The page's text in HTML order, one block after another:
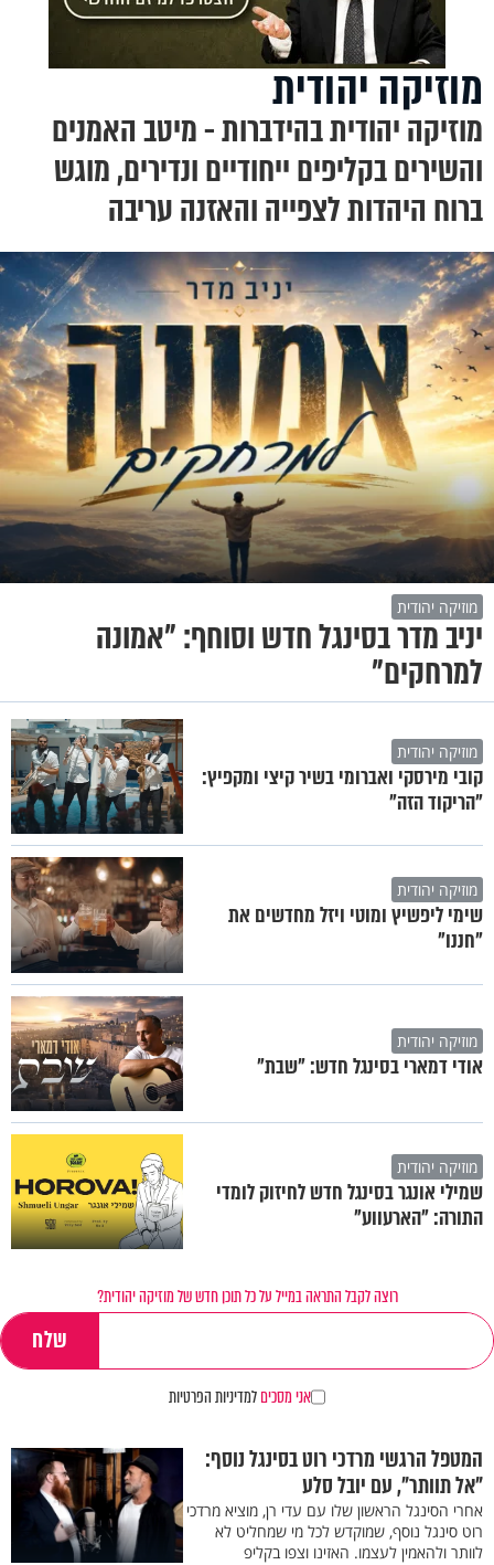
מוזיקה יהודית
מוזיקה יהודית בהידברות - מיטב האמנים
והשירים בקליפים ייחודיים ונדירים, מוגש
ברוח היהדות לצפייה והאזנה עריבה
מוזיקה יהודית
יניב מדר בסינגל חדש וסוחף: "אמונה
למרחקים"
מוזיקה יהודית
קובי מירסקי ואברומי בשיר קיצי ומקפיץ:
"הריקוד הזה"
מוזיקה יהודית
שימי ליפשיץ ומוטי ויזל מחדשים את
"חננו"
מוזיקה יהודית
אודי דמארי בסינגל חדש: "שבת"
מוזיקה יהודית
שמילי אונגר בסינגל חדש לחיזוק לומדי
התורה: "הארעווע"
רוצה לקבל התראה במייל על כל תוכן חדש של מוזיקה יהודית?
אני מסכיםלמדיניות הפרטיות
המטפל הרגשי מרדכי רוט בסינגל נוסף:
"אל תוותר", עם יובל סלע
אחרי הסינגל הראשון שלו עם עדי רן, מוציא מרדכי
רוט סינגל נוסף, שמוקדש לכל מי שמחליט לא
לוותר ולהאמין לעצמו. האזינו וצפו בקליפ